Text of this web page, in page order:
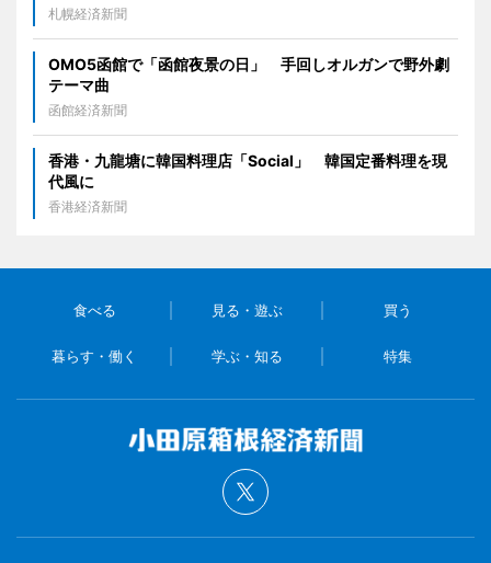
札幌経済新聞
OMO5函館で「函館夜景の日」 手回しオルガンで野外劇
テーマ曲
函館経済新聞
香港・九龍塘に韓国料理店「Social」 韓国定番料理を現
代風に
香港経済新聞
食べる 見る・遊ぶ 買う
暮らす・働く 学ぶ・知る 特集